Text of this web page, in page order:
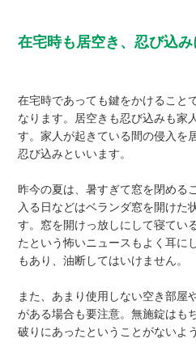
在宅時も居空き、忍び込
在宅時であっても鍵をかけること
なります。居空きも忍び込みも家
す。家人が起きている間の侵入を
忍び込みといいます。
昨今の夏は、暑すぎて窓を閉める
入る日などはベランダ窓を開けた
す。窓を開けっ放しにして寝てい
たという怖いニュースもよく耳に
もあり、油断してはいけません。
また、あまり使用しない空き部屋
がある場合も要注意。無施錠はも
破りにあったということがないよ